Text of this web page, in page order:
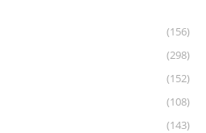
(156)
(298)
(152)
(108)
(143)